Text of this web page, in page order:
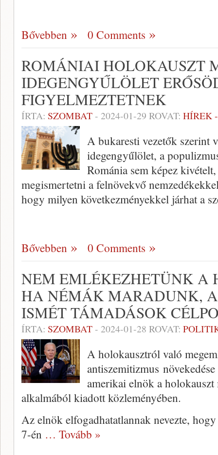
Bővebben 0 Comments
ROMÁNIAI HOLOKAUSZT
IDEGENGYŰLÖLET
FIGYELMEZTETNEK
ÍRTA: SZOMBAT- 2024-01-29 ROVAT: HÍREK
A bukaresti vezetők szerint
idegengyűlölet, a
Románia sem képez
megismertetni a felnövekvő
hogy milyen következményekkel járhat a
Bővebben 0 Comments
NEM EMLÉKEZHETÜNK A
HA NÉMÁK MARADUNK,
ISMÉT TÁMADÁSOK
ÍRTA: SZOMBAT- 2024-01-28 ROVAT:
A holokausztról való
antiszemitizmus
amerikai elnök a
alkalmából kiadott közleményében.
Az elnök elfogadhatatlannak nevezte,
7-én … Tovább »